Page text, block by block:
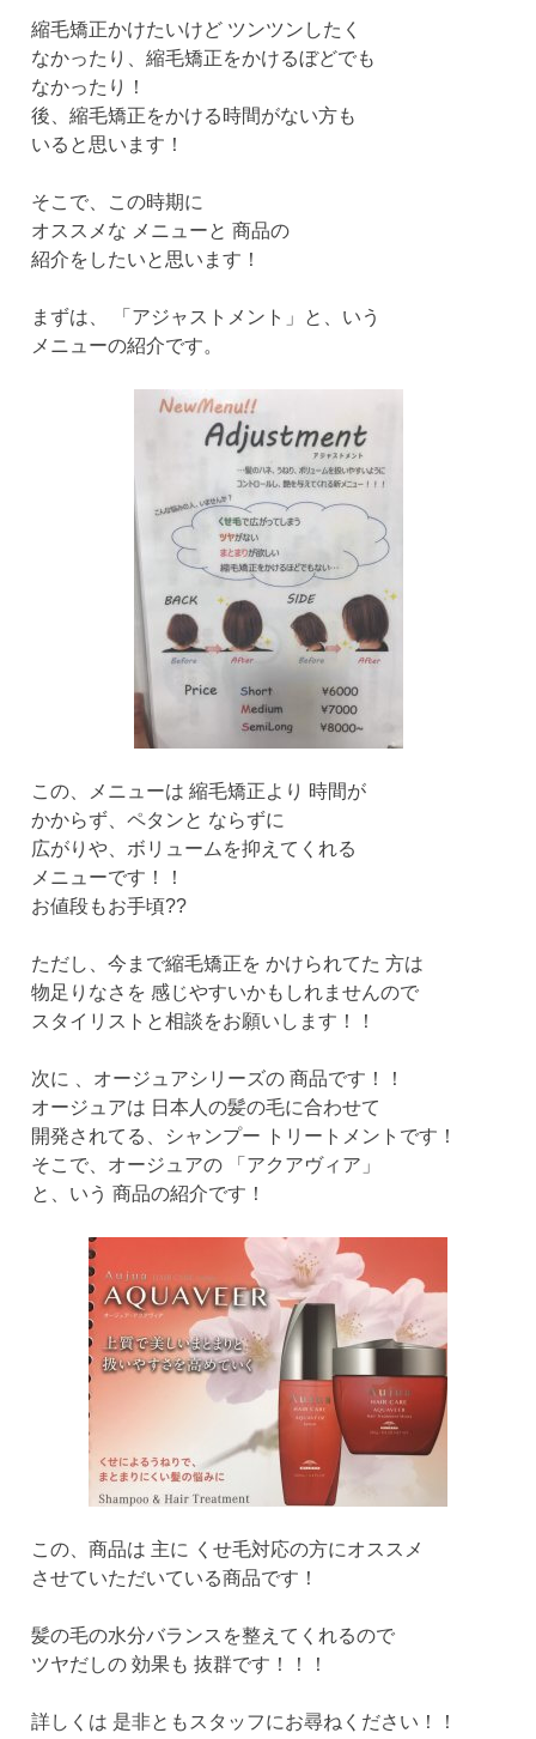
縮毛矯正かけたいけど ツンツンしたく
なかったり、縮毛矯正をかけるぼどでも
なかったり！
後、縮毛矯正をかける時間がない方も
いると思います！
そこで、この時期に
オススメな メニューと 商品の
紹介をしたいと思います！
まずは、 「アジャストメント」と、いう
メニューの紹介です。
この、メニューは 縮毛矯正より 時間が
かからず、ペタンと ならずに
広がりや、ボリュームを抑えてくれる
メニューです！！
お値段もお手頃??
ただし、今まで縮毛矯正を かけられてた 方は
物足りなさを 感じやすいかもしれませんので
スタイリストと相談をお願いします！！
次に 、オージュアシリーズの 商品です！！
オージュアは 日本人の髪の毛に合わせて
開発されてる、シャンプー トリートメントです！
そこで、オージュアの 「アクアヴィア」
と、いう 商品の紹介です！
この、商品は 主に くせ毛対応の方にオススメ
させていただいている商品です！
髪の毛の水分バランスを整えてくれるので
ツヤだしの 効果も 抜群です！！！
詳しくは 是非ともスタッフにお尋ねください！！